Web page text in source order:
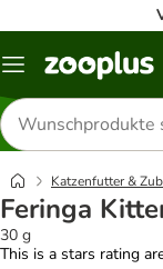
Menü
Produkte
suchen
Katzenfutter &
Feringa
30 g
This is a stars rating